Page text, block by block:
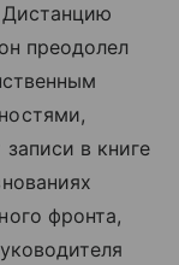
Дистанцию
преодолел
в книге
фронта,